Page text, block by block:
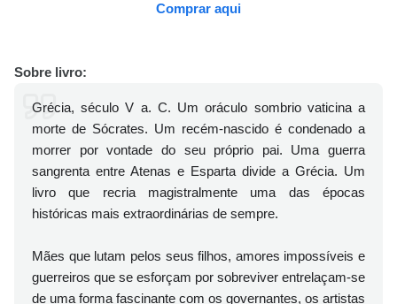
Comprar aqui
Sobre livro:
Grécia, século V a. C. Um oráculo sombrio vaticina a
morte de Sócrates. Um recém-nascido é condenado a
morrer por vontade do seu próprio pai. Uma guerra
sangrenta entre Atenas e Esparta divide a Grécia. Um
livro que recria magistralmente uma das épocas
históricas mais extraordinárias de sempre.
Mães que lutam pelos seus filhos, amores impossíveis e
guerreiros que se esforçam por sobreviver entrelaçam-se
de uma forma fascinante com os governantes, os artistas